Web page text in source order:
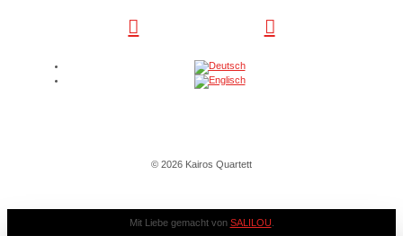
© 2026 Kairos Quartett
Mit Liebe gemacht von SALILOU